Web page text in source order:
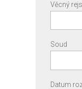
Věcný
Soud
Datum